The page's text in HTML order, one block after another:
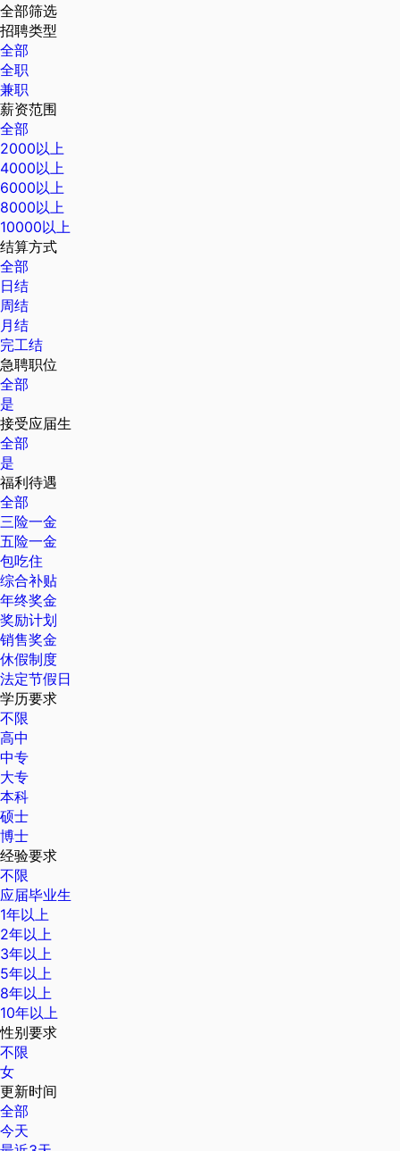
全部筛选
招聘类型
全部
全职
兼职
薪资范围
全部
2000以上
4000以上
6000以上
8000以上
10000以上
结算方式
全部
日结
周结
月结
完工结
急聘职位
全部
是
接受应届生
全部
是
福利待遇
全部
三险一金
五险一金
包吃住
综合补贴
年终奖金
奖励计划
销售奖金
休假制度
法定节假日
学历要求
不限
高中
中专
大专
本科
硕士
博士
经验要求
不限
应届毕业生
1年以上
2年以上
3年以上
5年以上
8年以上
10年以上
性别要求
不限
女
更新时间
全部
今天